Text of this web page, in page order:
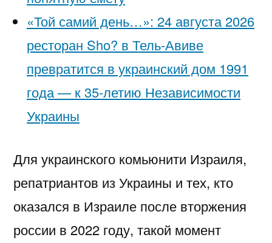
«Той самий день…»: 24 августа 2026
ресторан Sho? в Тель-Авиве
превратится в украинский дом 1991
года — к 35-летию Независимости
Украины
Для украинского комьюнити Израиля,
репатриантов из Украины и тех, кто
оказался в Израиле после вторжения
россии в 2022 году, такой момент